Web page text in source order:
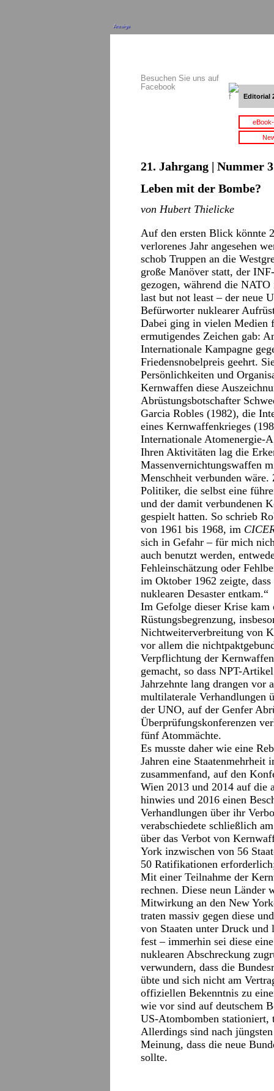
Anzeige
Besuchen Sie uns auf
Facebook
Editorial
21. Jahrgang | Nummer
Leben mit der Bombe?
von Hubert Thielicke
Auf den ersten Blick könnte
verlorenes Jahr angesehen
schob Truppen an die
große Manöver statt, der
gezogen, während die
last but not least – der neue
Befürworter nuklearer
Dabei ging in vielen Medien
ermutigendes Zeichen gab:
Internationale Kampagne
Friedensnobelpreis geehrt.
Persönlichkeiten und
Kernwaffen diese
Abrüstungsbotschafter
Garcia Robles (1982), die
eines Kernwaffenkrieges
Internationale Atomenergie-
Ihren Aktivitäten lag die
Massenvernichtungswaffen
Menschheit verbunden
Politiker, die selbst eine
und der damit verbundenen
gespielt hatten. So schrieb
von 1961 bis 1968, im
sich in Gefahr – für mich
auch benutzt werden,
Fehleinschätzung oder
im Oktober 1962 zeigte,
nuklearen Desaster entkam.“
Im Gefolge dieser Krise kam
Rüstungsbegrenzung,
Nichtweiterverbreitung von
vor allem die
Verpflichtung der
gemacht, so dass NPT-
Jahrzehnte lang drangen vor
multilaterale Verhandlungen
der UNO, auf der Genfer
Überprüfungskonferenzen
fünf Atommächte.
Es musste daher wie eine
Jahren eine
zusammenfand, auf den
Wien 2013 und 2014 auf die
hinwies und 2016 einen
Verhandlungen über ihr
verabschiedete schließlich
über das Verbot von
York inzwischen von 56
50 Ratifikationen
Mit einer Teilnahme der
rechnen. Diese neun Länder
Mitwirkung an den New
traten massiv gegen diese
von Staaten unter Druck
fest – immerhin sei diese
nuklearen Abschreckung
verwundern, dass die
übte und sich nicht am
offiziellen Bekenntnis zu
wie vor sind auf deutschem
US-Atombomben stationiert,
Allerdings sind nach
Meinung, dass die neue
sollte.